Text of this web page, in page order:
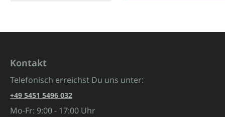
Kontakt
Telefonisch erreichst Du uns unter:
+49 5451 5496 032
Mo-Fr: 9:00 - 17:00 Uhr